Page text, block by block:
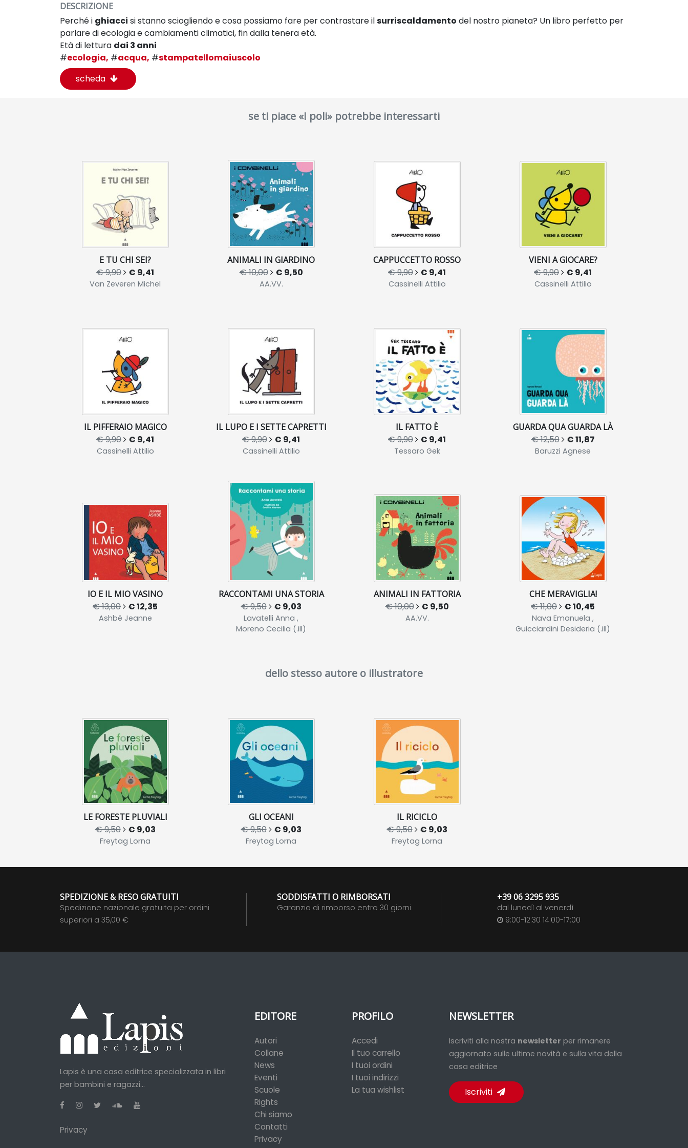
DESCRIZIONE
Perché i ghiacci si stanno sciogliendo e cosa possiamo fare per contrastare ilsurriscaldamento del nostro pianeta? Un libro perfetto per
parlare di ecologia e cambiamenti climatici, fin dalla tenera età.
Età di lettura dai 3 anni
#ecologia, #acqua, #stampatellomaiuscolo
scheda
se ti piace «I poli» potrebbe interessarti
E TU CHI SEI?
€ 9,90 € 9,41
Van Zeveren Michel
ANIMALI IN GIARDINO
€ 10,00 € 9,50
AA.VV.
CAPPUCCETTO ROSSO
€ 9,90 € 9,41
Cassinelli Attilio
VIENI A GIOCARE?
€ 9,90 € 9,41
Cassinelli Attilio
IL PIFFERAIO MAGICO
€ 9,90 € 9,41
Cassinelli Attilio
IL LUPO E I SETTE CAPRETTI
€ 9,90 € 9,41
Cassinelli Attilio
IL FATTO È
€ 9,90 € 9,41
Tessaro Gek
GUARDA QUA GUARDA LÀ
€ 12,50 € 11,87
Baruzzi Agnese
IO E IL MIO VASINO
€ 13,00 € 12,35
Ashbé Jeanne
RACCONTAMI UNA STORIA
€ 9,50 € 9,03
Lavatelli Anna ,
Moreno Cecilia (.ill)
ANIMALI IN FATTORIA
€ 10,00 € 9,50
AA.VV.
CHE MERAVIGLIA!
€ 11,00 € 10,45
Nava Emanuela ,
Guicciardini Desideria (.ill)
dello stesso autore o illustratore
LE FORESTE PLUVIALI
€ 9,50 € 9,03
Freytag Lorna
GLI OCEANI
€ 9,50 € 9,03
Freytag Lorna
IL RICICLO
€ 9,50 € 9,03
Freytag Lorna
SPEDIZIONE & RESO GRATUITI
Spedizione nazionale gratuita per ordini
superiori a 35,00 €
SODDISFATTI O RIMBORSATI
Garanzia di rimborso entro 30 giorni
+39 06 3295 935
dal lunedì al venerdì
9:00-12:30 14:00-17:00
Lapis è una casa editrice specializzata in libri
per bambini e ragazzi...
Privacy
EDITORE
Autori
Collane
News
Eventi
Scuole
Rights
Chi siamo
Contatti
Privacy
PROFILO
Accedi
Il tuo carrello
I tuoi ordini
I tuoi indirizzi
La tua wishlist
NEWSLETTER
Iscriviti alla nostra newsletter per rimanere
aggiornato sulle ultime novità e sulla vita della
casa editrice
Iscriviti